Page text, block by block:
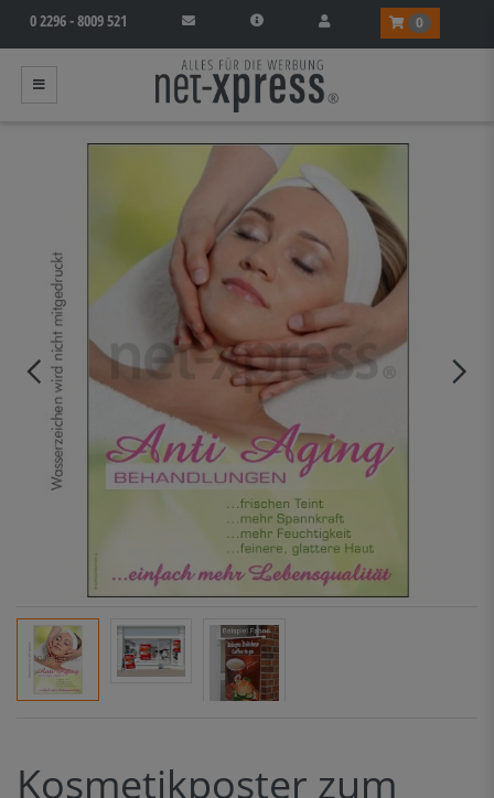
0 2296 - 8009 521 0
Kosmetikposter zum